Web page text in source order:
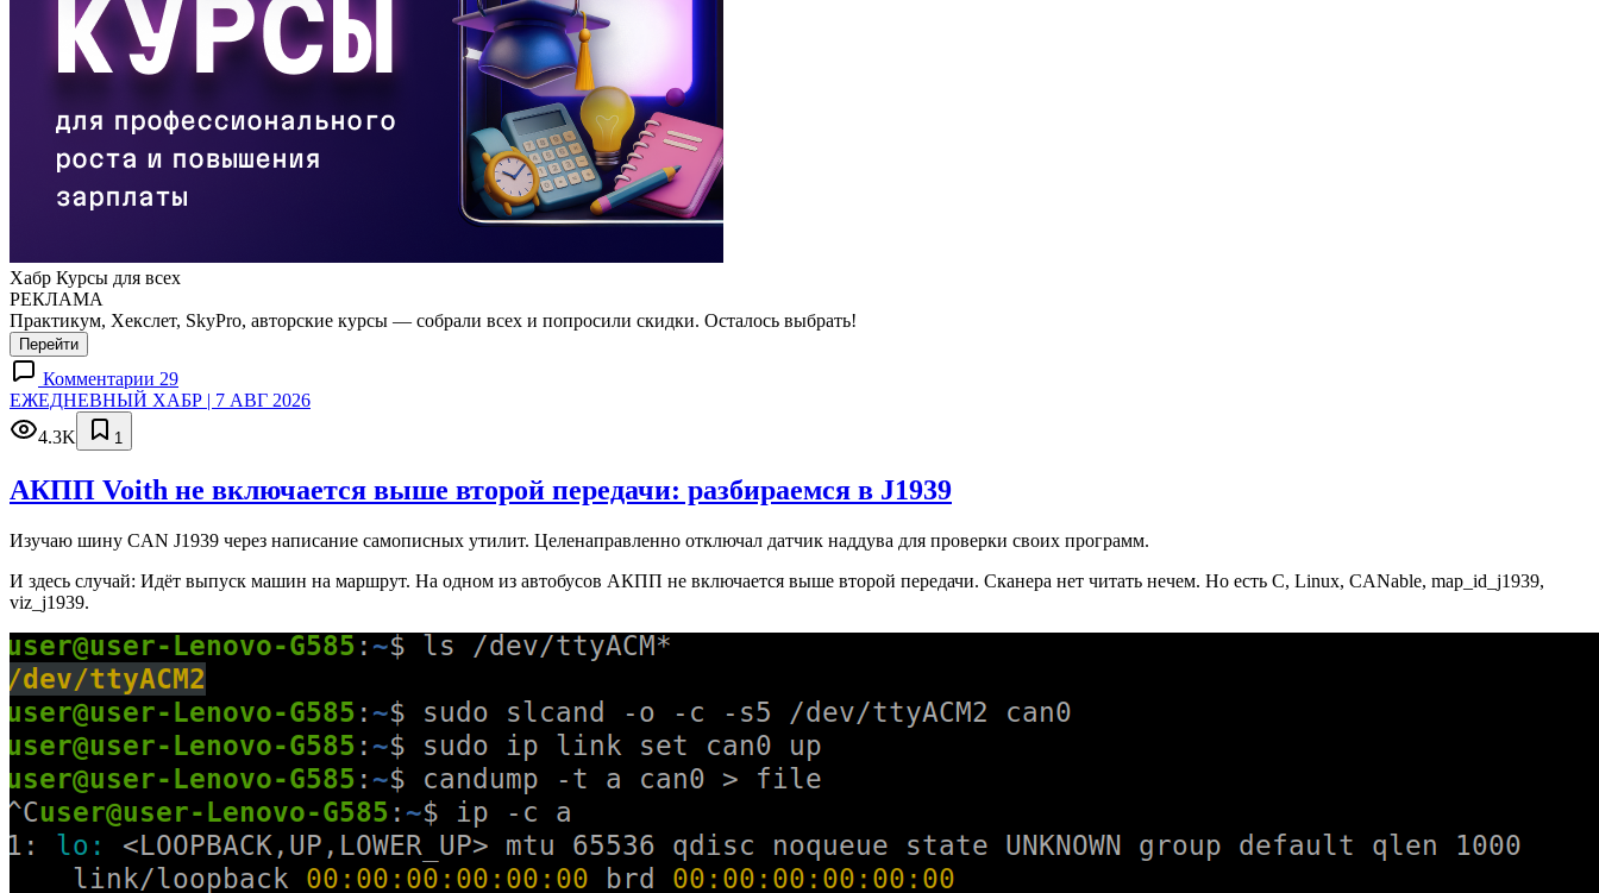
Хабр Курсы для всех
РЕКЛАМА
Практикум, Хекслет, SkyPro, авторские курсы — собрали всех и попросили скидки. Осталось выбрать!
Перейти
Комментарии 29
ЕЖЕДНЕВНЫЙ ХАБР | 7 АВГ 2026
4.3K
1
АКПП Voith не включается выше второй передачи: разбираемся в J1939
Изучаю шину CAN J1939 через написание самописных утилит. Целенаправленно отключал датчик наддува для проверки своих программ.
И здесь случай: Идёт выпуск машин на маршрут. На одном из автобусов АКПП не включается выше второй передачи. Сканера нет читать нечем. Но есть C, Linux, CANable, map_id_j1939,
viz_j1939.